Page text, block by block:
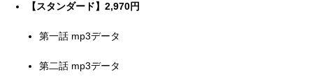
【スタンダード】2,970円
第一話 mp3データ
第二話 mp3データ